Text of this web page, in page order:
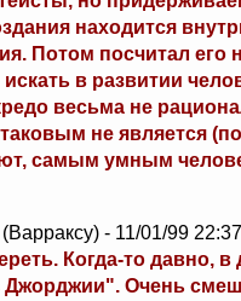
находится
Потом посчитал
искать в развитии
весьма не
не является
самым умным
- 11/01/99
Когда-то давно,
Джорджии". Очень